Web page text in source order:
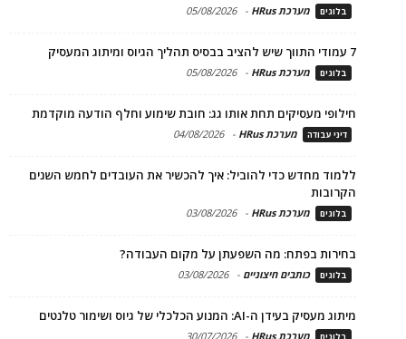
בלוגים מערכת HRus -
05/08/2026
7 עמודי התווך שיש להציב בבסיס תהליך הגיוס ומיתוג המעסיק
בלוגים מערכת HRus -
05/08/2026
חילופי מעסיקים תחת אותו גג: חובת שימוע וחלף הודעה מוקדמת
דיני עבודה מערכת HRus -
04/08/2026
ללמוד מחדש כדי להוביל: איך להכשיר את העובדים לחמש השנים
הקרובות
בלוגים מערכת HRus -
03/08/2026
בחירות בפתח: מה השפעתן על מקום העבודה?
בלוגים כותבים חיצוניים -
03/08/2026
מיתוג מעסיק בעידן ה-AI: המנוע הכלכלי של גיוס ושימור טלנטים
מערכת HRus -
30/07/2026